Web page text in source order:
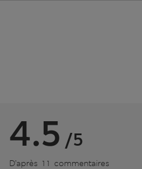
4.5 /5
D’après 11 commentaires